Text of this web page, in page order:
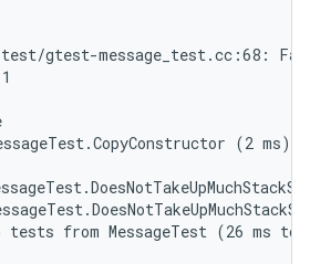
gtest-message_test.cc:68:
(2 ms)
from MessageTest (26 ms